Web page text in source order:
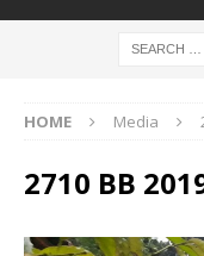
HOME Media
2710 BB